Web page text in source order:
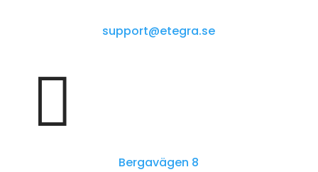
support@etegra.se

Bergavägen 8